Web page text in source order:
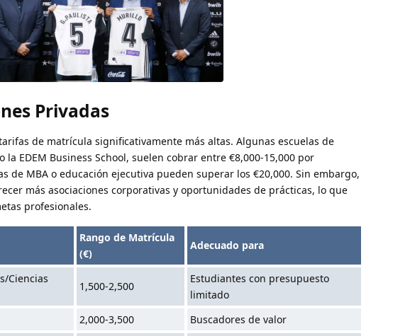
Privadas
de matrícula significativamente más altas. Algunas escuelas de
la EDEM Business School, suelen cobrar entre €8,000-15,000 por
de MBA o educación ejecutiva pueden superar los €20,000. Sin embargo,
más asociaciones corporativas y oportunidades de prácticas, lo que
profesionales.
Rango de Matrícula
(€)
Adecuado para
Ciencias
1,500-2,500
Estudiantes con presupuesto
limitado
2,000-3,500
Buscadores de valor